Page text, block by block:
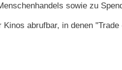
sowie zu
abrufbar, in denen